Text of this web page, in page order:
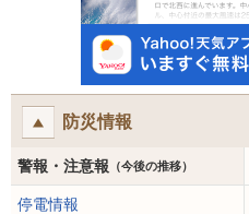
防災情報
警報・注意報 （今後の推移）
停電情報